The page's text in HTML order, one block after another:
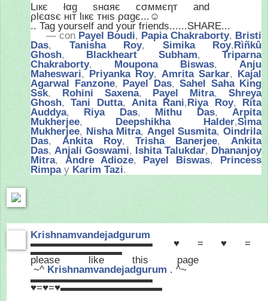
Lιкє łαg sнαяє cσммєηт
and
ρlєαsє нιт lιкє тнιѕ ραgє...☺
.. Tag yourself and your friends......SHARE...
— con Payel Boudi, Papia Chakraborty, Bristi
Das, Tanisha Roy, Simika Roy,Rìñkû
Ghosh, Blackheart Subham, Triparna
Chakraborty, Moupona Biswas, Anju
Maheswari, Priyanka Roy, Amrita Sarkar, Kajal
Agarwal Fanzone, Payel Das, Sahel Saha King
Ssk, Rohini Saxena, Payel Mitra,Shreya
Ghosh,Tani Dutta,Anita Rani,Riya Roy, Rita
Auddya, Riya Das, Mithu Das,Arpita
Mukherjee, Deepshikha Halder,Sima
Mukherjee, Nisha Mitra, Angel Susmita,Oindrila
Das, Ankita Roy,Trisha Banerjee,Ankita
Das, Anjali Goswami, Ishita Talukdar, Dhananjoy
Mitra, Andre Adioze, Payel Biswas, Princess
Rimpay Karim Tazi.
Krishnamvandejadgurum
▬▬▬▬▬▬▬▬▬▬▬▬
▬▬▬▬▬▬▬▬▬
please like this page
~^ Krishnamvandejadgurum . ^~
▬▬▬▬▬▬▬▬▬▬▬▬
♥=♥=♥▬▬▬▬▬▬▬▬▬▬